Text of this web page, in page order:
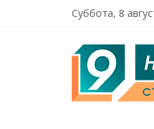
Суббота, 8
9